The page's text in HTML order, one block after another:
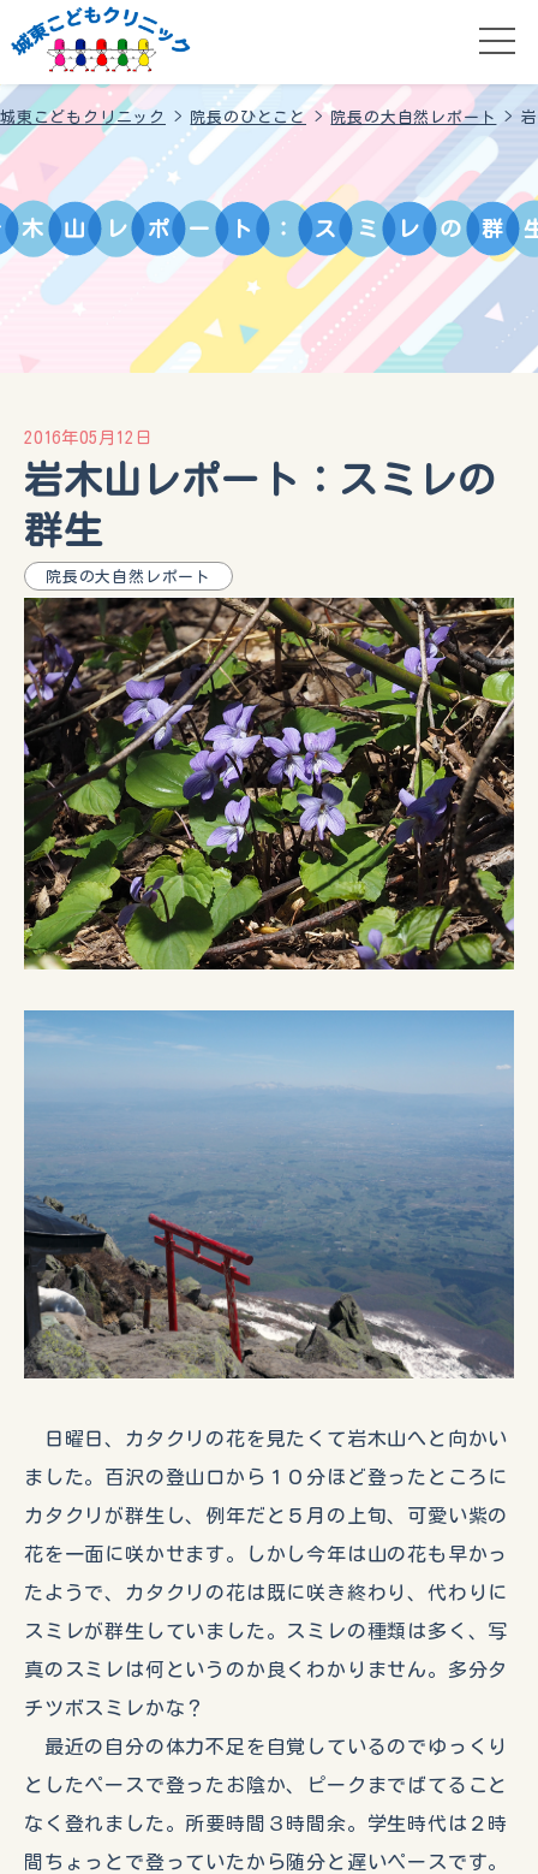
城東こどもクリニック > 院長のひとこと>院長の大自然レポート >
木 山 レ ポ ー ト ： ス ミ レ の 群
2016年05月12日
岩木山レポート：スミレの
群生
院長の大自然レポート
日曜日、カタクリの花を見たくて岩木山へと向かい
ました。百沢の登山口から１０分ほど登ったところに
カタクリが群生し、例年だと５月の上旬、可愛い紫の
花を一面に咲かせます。しかし今年は山の花も早かっ
たようで、カタクリの花は既に咲き終わり、代わりに
スミレが群生していました。スミレの種類は多く、写
真のスミレは何というのか良くわかりません。多分タ
チツボスミレかな？
最近の自分の体力不足を自覚しているのでゆっくり
としたペースで登ったお陰か、ピークまでばてること
なく登れました。所要時間３時間余。学生時代は２時
間ちょっとで登っていたから随分と遅いペースです。